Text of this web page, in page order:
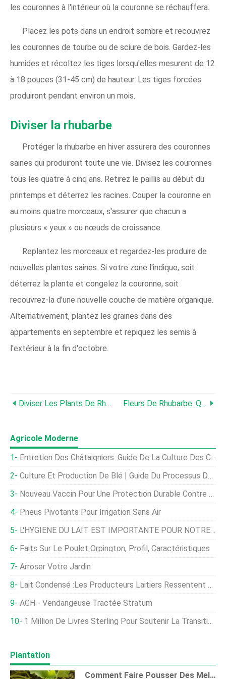
les couronnes à l'intérieur où la couronne se réchauffera.
Placez les pots dans un endroit sombre et recouvrez
les couronnes de tourbe ou de sciure de bois. Gardez-les
humides et récoltez les tiges lorsqu'elles mesurent de 12
à 18 pouces (31-45 cm) de hauteur. Les tiges forcées
produiront pendant environ un mois.
Diviser la rhubarbe
Protéger la rhubarbe en hiver assurera des couronnes
saines qui produiront toute une vie. Divisez les couronnes
tous les quatre à cinq ans. Retirez le paillis au début du
printemps et déterrez les racines. Couper la couronne en
au moins quatre morceaux, s'assurer que chacun a
plusieurs « yeux » ou nœuds de croissance.
Replantez les morceaux et regardez-les produire de
nouvelles plantes saines. Si votre zone l'indique, soit
déterrez la plante et congelez la couronne, soit
recouvrez-la d'une nouvelle couche de matière organique.
Alternativement, plantez les graines dans des
appartements en septembre et repiquez les semis à
l'extérieur à la fin d'octobre.
Diviser Les Plants De Rhubarbe :comment Et Quand Diviser La Rhubarbe Fleurs De Rhubarbe :que Faire Quand La Rhubarbe Monte En Graine
Agricole Moderne
Entretien Des Châtaigniers :Guide De La Culture Des Châtaigniers
Culture Et Production De Blé | Guide Du Processus De Culture Du Blé
Nouveau Vaccin Pour Une Protection Durable Contre La Mortalité Et Les Maladies Dues Aux Streptocoques Chez Les Poissons Introduit En Amérique Latine
Pneus Pivotants Pour Irrigation Sans Air
L'HYGIÈNE DU LAIT EST IMPORTANTE POUR NOTRE SANTÉ
Faits Sur Le Poulet Orpington, Profil, Caractéristiques
Arroser Votre Jardin
Lait Condensé :les Producteurs Laitiers Ressentent La Pression
AGH - Vendangeuse Tractée Stratum
1 Million De Livres Sterling Pour Soutenir La Transition Du Royaume-Uni Vers Le Futur Système Agricole
Plantation
Comment Faire Pousser Des Melons